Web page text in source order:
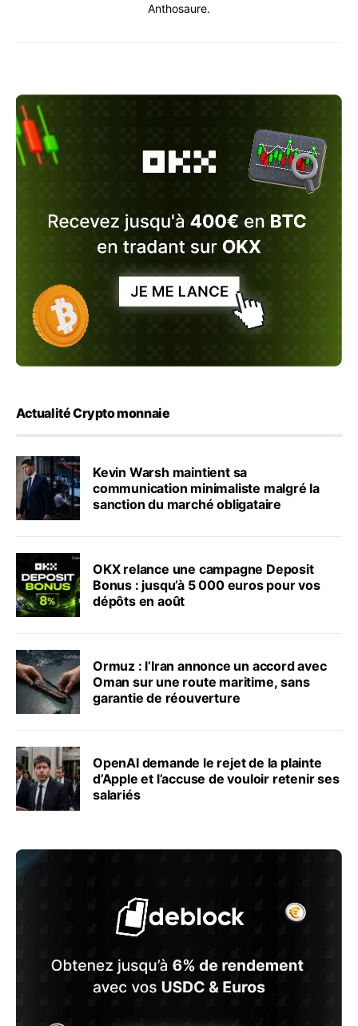
Anthosaure.
Actualité Crypto monnaie
Kevin Warsh maintient sa
communication minimaliste malgré la
sanction du marché obligataire
OKX relance une campagne Deposit
Bonus : jusqu’à 5 000 euros pour vos
dépôts en août
Ormuz : l’Iran annonce un accord avec
Oman sur une route maritime, sans
garantie de réouverture
OpenAI demande le rejet de la plainte
d’Apple et l’accuse de vouloir retenir ses
salariés